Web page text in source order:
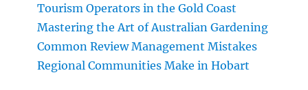
Tourism Operators in the Gold Coast
Mastering the Art of Australian Gardening
Common Review Management Mistakes
Regional Communities Make in Hobart